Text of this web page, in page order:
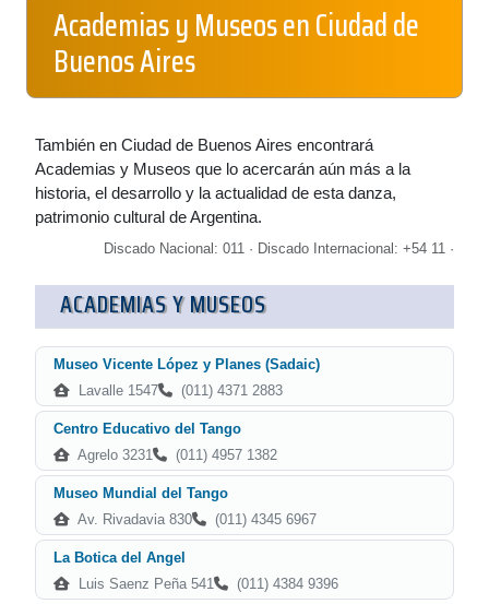
Academias y Museos en Ciudad de
Buenos Aires
También en Ciudad de Buenos Aires encontrará
Academias y Museos que lo acercarán aún más a la
historia, el desarrollo y la actualidad de esta danza,
patrimonio cultural de Argentina.
Discado Nacional: 011 · Discado Internacional: +54 11 ·
ACADEMIAS Y MUSEOS
Museo Vicente López y Planes (Sadaic)
Lavalle 1547
(011) 4371 2883
Centro Educativo del Tango
Agrelo 3231
(011) 4957 1382
Museo Mundial del Tango
Av. Rivadavia 830
(011) 4345 6967
La Botica del Angel
Luis Saenz Peña 541
(011) 4384 9396